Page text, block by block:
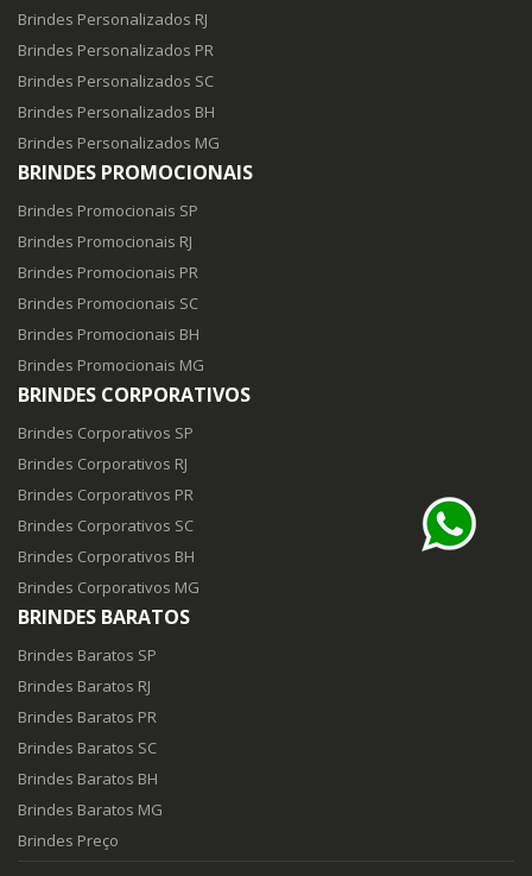
Brindes Personalizados RJ
Brindes Personalizados PR
Brindes Personalizados SC
Brindes Personalizados BH
Brindes Personalizados MG
BRINDES PROMOCIONAIS
Brindes Promocionais SP
Brindes Promocionais RJ
Brindes Promocionais PR
Brindes Promocionais SC
Brindes Promocionais BH
Brindes Promocionais MG
BRINDES CORPORATIVOS
Brindes Corporativos SP
Brindes Corporativos RJ
Brindes Corporativos PR
Brindes Corporativos SC
Brindes Corporativos BH
Brindes Corporativos MG
BRINDES BARATOS
Brindes Baratos SP
Brindes Baratos RJ
Brindes Baratos PR
Brindes Baratos SC
Brindes Baratos BH
Brindes Baratos MG
Brindes Preço